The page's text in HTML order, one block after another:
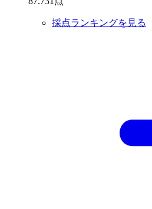
採点ランキングを見る